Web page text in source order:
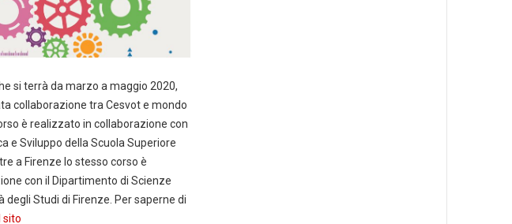
si terrà da marzo a maggio 2020,
collaborazione tra Cesvot e mondo
è realizzato in collaborazione con
e Sviluppo della Scuola Superiore
a Firenze lo stesso corso è
con il Dipartimento di Scienze
degli Studi di Firenze. Per saperne di
sito